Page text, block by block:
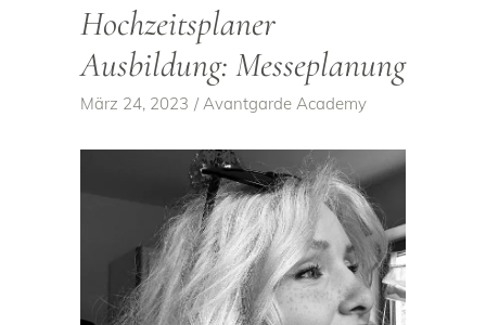
Hochzeits­planer
Ausbildung: Messeplanung
März 24, 2023 Avantgarde Academy